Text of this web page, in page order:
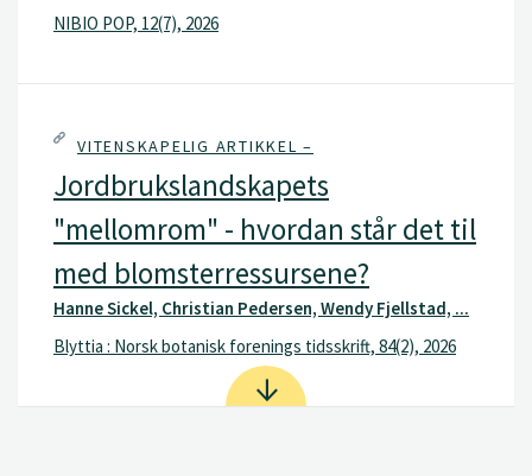
NIBIO POP, 12(7), 2026
VITENSKAPELIG ARTIKKEL –
Jordbrukslandskapets
"mellomrom" - hvordan står det til
med blomsterressursene?
Hanne Sickel, Christian Pedersen, Wendy Fjellstad, ...
Blyttia : Norsk botanisk forenings tidsskrift, 84(2), 2026